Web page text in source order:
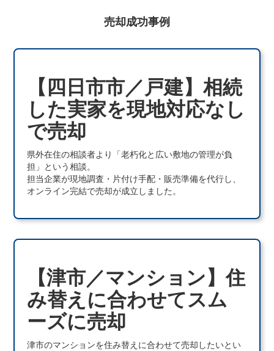
売却成功事例
【四日市市／戸建】相続
した実家を現地対応なし
で売却
県外在住の相談者より「老朽化と広い敷地の管理が負
担」という相談。
担当企業が現地調査・片付け手配・販売準備を代行し、
オンライン完結で売却が成立しました。
【津市／マンション】住
み替えに合わせてスム
ーズに売却
津市のマンションを住み替えに合わせて売却したいとい